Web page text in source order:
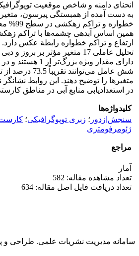
انحنای دامنه و شاخص موقعیت
به دست آمده از همبستگی پیرسون،
خطواره و
همین اساس آبدهی چشمه‌ها با تراکم
ارتفاع و تراکم خطواره رابطة عکس دارد.
تحلیل عاملی 17 متغیر مؤثر بر
دارای مقدار ویژه
شش عامل می‌توانند
متغیرها را توضیح دهند. این روابط
در استعدادیابی منابع آبی در مناطق
کلیدواژه‌ها
سنجش‌ازدور ؛ زبری توپوگرافیکی؛
ژئومرفومتری
مراجع
آمار
تعداد مشاهده مقاله: 582
تعداد دریافت فایل اصل مقاله: 634
سامانه مدیریت نشریات علمی. طراحی و